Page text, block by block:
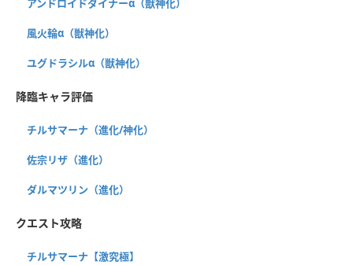
風火輪α（獣神化）
ユグドラシルα（獣神化）
降臨キャラ評価
チルサマーナ（進化/神化）
佐宗リザ（進化）
ダルマツリン（進化）
クエスト攻略
チルサマーナ【激究極】